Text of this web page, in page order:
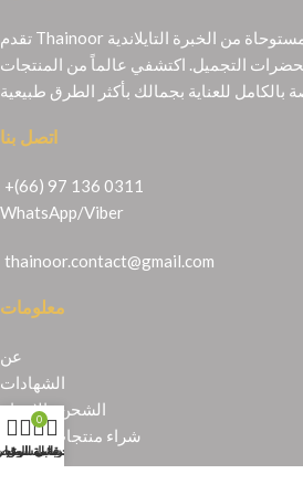
تقدم Thainoor منتجات تجميل أصلية مستوحاة من الخبرة التايلاندية
التجميل. اكتشفي عالماً من المنتجات
اتصل بنا
+(66) 97 136 0311
WhatsApp/Viber
thainoor.contact@gmail.com
معلومات
عن
الشهادات
الشحن والإرجاع
شراء منتجات تايلندية
قائمة
0
عربة التسوق
حسابي